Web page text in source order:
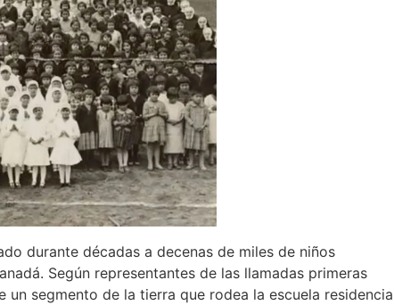
durante décadas a decenas de miles de niños
Según representantes de las llamadas primeras
segmento de la tierra que rodea la escuela